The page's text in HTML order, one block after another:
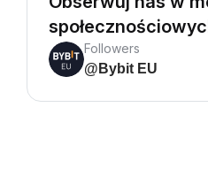
Followers
@Bybit EU